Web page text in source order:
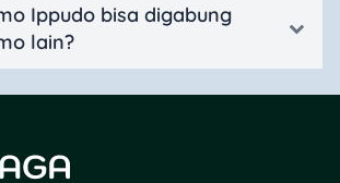
Ippudo bisa digabung
lain?